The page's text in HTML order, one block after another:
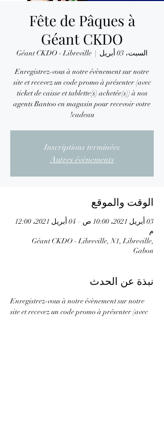
Fête de Pâques à
Géant CKDO
السبت، 03 أبريل
  |
Géant CKDO - Libreville
Enregistrez-vous à notre évènement sur notre
site et recevez un code promo à présenter (avec
ticket de caisse et tablette(s) achetée(s)) à nos
agents Bantoo en magasin pour recevoir votre
cadeau!
Inscriptions terminées
Autres évènements
الوقت والموقع
03 أبريل 2021، 10:00 ص – 04 أبريل 2021، 12:00
م
Géant CKDO - Libreville, N1, Libreville,
Gabon
نبذة عن الحدث
Enregistrez-vous à notre évènement sur notre
site et recevez un code promo à présenter (avec